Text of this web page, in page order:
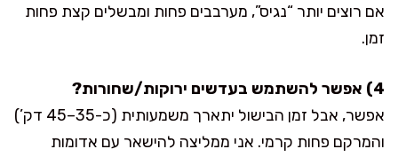
אם רוצים יותר “נגיס”, מערבבים פחות ומבשלים קצת פחות
זמן.
4) אפשר להשתמש בעדשים ירוקות/שחורות?
אפשר, אבל זמן הבישול יתארך משמעותית (כ-35–45 דק’)
והמרקם פחות קרמי. אני ממליצה להישאר עם אדומות